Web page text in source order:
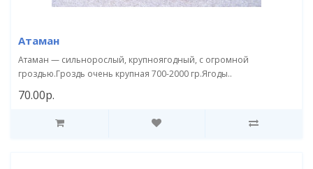
Атаман
Атаман — сильнорослый, крупноягодный, с огромной
гроздью.Гроздь очень крупная 700-2000 гр.Ягоды..
70.00р.